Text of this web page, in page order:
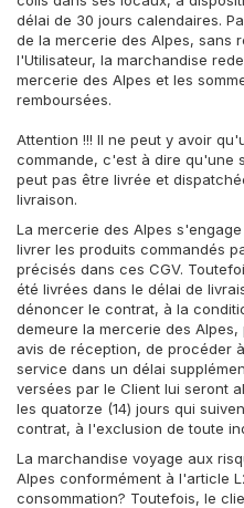
délai de 30 jours calendaires.
de la mercerie des Alpes, sans
l'Utilisateur, la marchandise
mercerie des Alpes et les
remboursées.
Attention !!! Il ne peut y avoir
commande, c'est à dire qu'une
peut pas être livrée et
livraison.
La mercerie des Alpes
livrer les produits commandés
précisés dans ces CGV.
été livrées dans le délai de
dénoncer le contrat, à la
demeure la mercerie des
avis de réception, de procéder
service dans un délai
versées par le Client lui seront
les quatorze (14) jours qui
contrat, à l'exclusion de toute
La marchandise voyage aux
Alpes conformément à l'article
consommation? Toutefois, le